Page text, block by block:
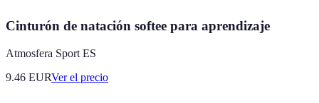
Cinturón de natación softee para aprendizaje
Atmosfera Sport ES
9.46 EURVer el precio